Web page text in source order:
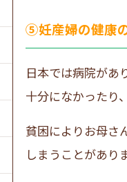
⑤妊産婦の健康
日本では病院があ
十分になかったり、
貧困によりお母さ
しまうことがあり